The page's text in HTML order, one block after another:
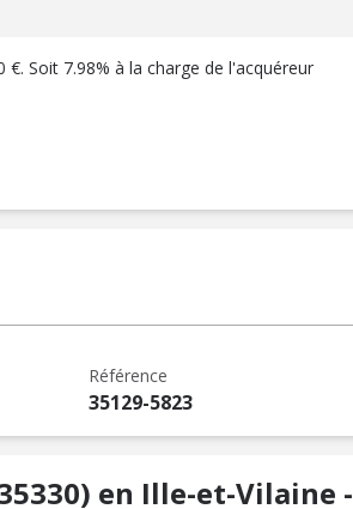
Soit 7.98% à la charge de l'acquéreur
Référence
35129-5823
en Ille-et-Vilaine -